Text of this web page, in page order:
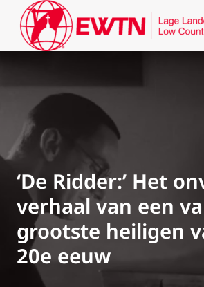
‘De Ridder:’ Het
verhaal van een
grootste heiligen
20e eeuw